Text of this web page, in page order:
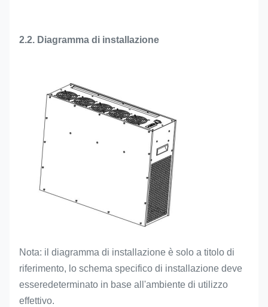
2.2. Diagramma di installazione
Nota: il diagramma di installazione è solo a titolo di
riferimento, lo schema specifico di installazione deve
esseredeterminato in base all'ambiente di utilizzo
effettivo.